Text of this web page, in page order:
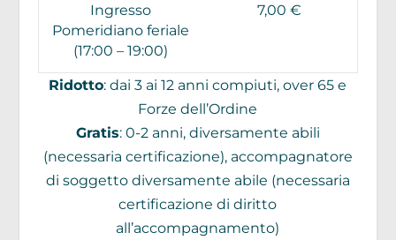
Ingresso
Pomeridiano feriale
(17:00 – 19:00)
7,00 €
Ridotto: dai 3 ai 12 anni compiuti, over 65 e
Forze dell’Ordine
Gratis: 0-2 anni, diversamente abili
(necessaria certificazione), accompagnatore
di soggetto diversamente abile (necessaria
certificazione di diritto
all’accompagnamento)